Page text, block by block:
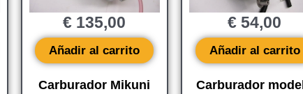
Carburador Mikuni
€ 135,00
Añadir al carrito
Carburador
€ 54,00
Añadir al carrito